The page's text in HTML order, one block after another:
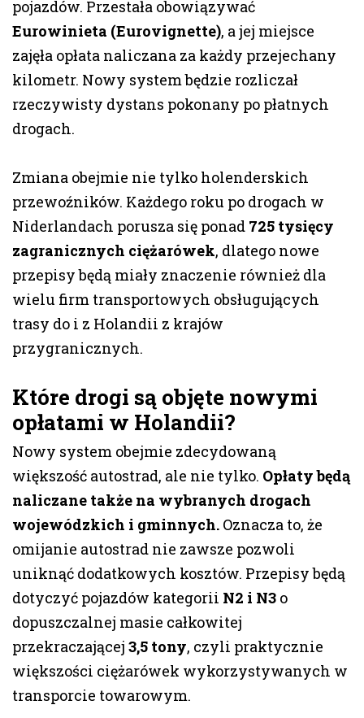
pojazdów. Przestała obowiązywać
Eurowinieta (Eurovignette), a jej miejsce
zajęła opłata naliczana za każdy przejechany
kilometr. Nowy system będzie rozliczał
rzeczywisty dystans pokonany po płatnych
drogach.
Zmiana obejmie nie tylko holenderskich
przewoźników. Każdego roku po drogach w
Niderlandach porusza się ponad 725 tysięcy
zagranicznych ciężarówek, dlatego nowe
przepisy będą miały znaczenie również dla
wielu firm transportowych obsługujących
trasy do i z Holandii z krajów
przygranicznych.
Które drogi są objęte nowymi
opłatami w Holandii?
Nowy system obejmie zdecydowaną
większość autostrad, ale nie tylko. Opłaty będą
naliczane także na wybranych drogach
wojewódzkich i gminnych. Oznacza to, że
omijanie autostrad nie zawsze pozwoli
uniknąć dodatkowych kosztów. Przepisy będą
dotyczyć pojazdów kategorii N2 i N3 o
dopuszczalnej masie całkowitej
przekraczającej 3,5 tony, czyli praktycznie
większości ciężarówek wykorzystywanych w
transporcie towarowym.